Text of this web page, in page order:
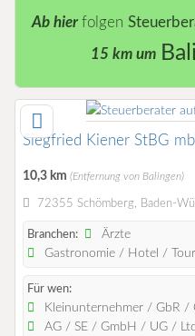
Ab hierfolgen
15 km um
Siegfried Kiener StBG
10,3 km (Entfernung von Balingen)
72355 Schömberg, Baden-
Branchen:
Ärzte
Gastronomie / Hotel /
Für wen:
Kleinunternehmer / GbR /
AG / SE / GmbH / UG /